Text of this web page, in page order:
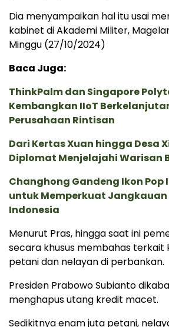
Dia menyampaikan hal itu usai
kabinet di Akademi Militer,
Minggu (27/10/2024)
Baca Juga:
ThinkPalm dan Singapore
Kembangkan IIoT
Perusahaan Rintisan
Dari Kertas Xuan hingga Desa
Diplomat Menjelajahi Warisan
Changhong Gandeng Ikon Pop
untuk Memperkuat Jangkauan
Indonesia
Menurut Pras, hingga saat ini
secara khusus membahas
petani dan nelayan di perbankan.
Presiden Prabowo Subianto
menghapus utang kredit macet.
Sedikitnya enam juta petani,